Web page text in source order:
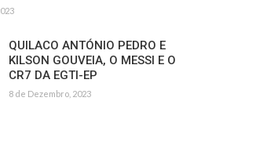
QUILACO ANTÓNIO PEDRO E
KILSON GOUVEIA, O MESSI E O
CR7 DA EGTI-EP
8 de Dezembro, 2023